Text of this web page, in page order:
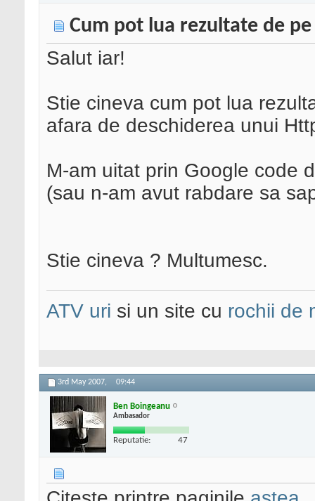
Cum pot lua rezultate de pe
Salut iar!
Stie cineva cum pot lua
afara de deschiderea unui
M-am uitat prin Google code
(sau n-am avut rabdare sa
Stie cineva ? Multumesc.
ATV uri si un site cu rochii de
3rd May 2007, 09:44
Ben Boingeanu
Ambasador
Reputatie: 47